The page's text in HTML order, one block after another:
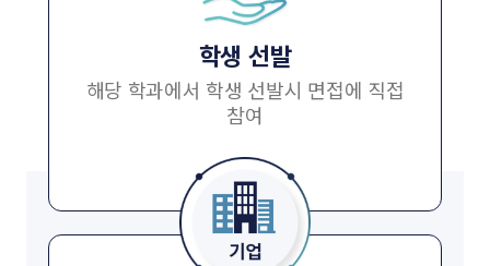
학생 선발
해당 학과에서 학생 선발시 면접에 직접
참여